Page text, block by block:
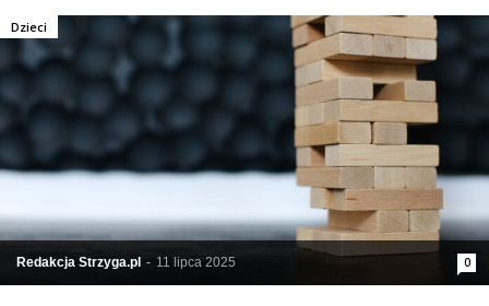
Redakcja Strzyga.pl - 11 lipca 2025 0
Dzieci